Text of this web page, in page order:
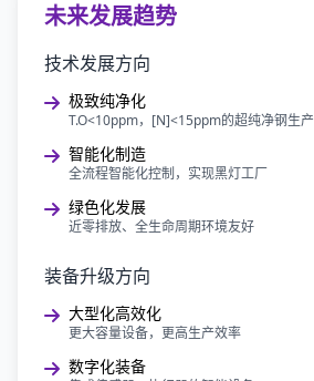
未来发展趋势
技术发展方向
极致纯净化
T.O<10ppm，[N]<15ppm的超纯净钢生产
智能化制造
全流程智能化控制，实现黑灯工厂
绿色化发展
近零排放、全生命周期环境友好
装备升级方向
大型化高效化
更大容量设备，更高生产效率
数字化装备